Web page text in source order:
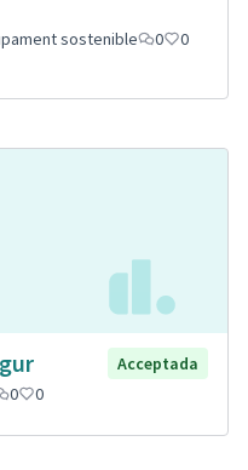
sostenible
0
0
Acceptada
0 0